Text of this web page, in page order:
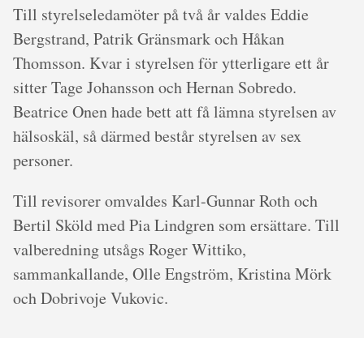
Till styrelseledamöter på två år valdes Eddie
Bergstrand, Patrik Gränsmark och Håkan
Thomsson. Kvar i styrelsen för ytterligare ett år
sitter Tage Johansson och Hernan Sobredo.
Beatrice Onen hade bett att få lämna styrelsen av
hälsoskäl, så därmed består styrelsen av sex
personer.
Till revisorer omvaldes Karl-Gunnar Roth och
Bertil Sköld med Pia Lindgren som ersättare. Till
valberedning utsågs Roger Wittiko,
sammankallande, Olle Engström, Kristina Mörk
och Dobrivoje Vukovic.